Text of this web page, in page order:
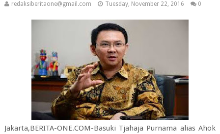
redaksiberitaone@gmail.com Tuesday, November 22, 2016 0
Jakarta,BERITA-ONE.COM-Basuki Tjahaja Purnama alias Ahok